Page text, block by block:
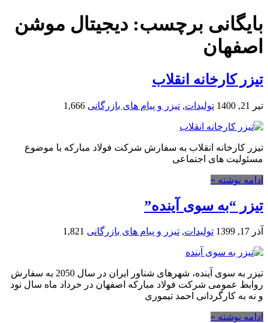
بایگانی برچسب: دیجیتال موشن
اصفهان
تیزر کارخانه انقلاب
تیر 21, 1400 تولیدات, تیزر و پیام های بازرگانی 1,666
تیزر کارخانه انقلاب به سفارش شرکت فولاد مبارکه با موضوع
مسئولیت های اجتماعی
ادامه نوشته »
تیزر “به سوی آینده”
آذر 17, 1399 تولیدات, تیزر و پیام های بازرگانی 1,821
تیزر به سوی آینده، شهرهای شناور ایران در سال 2050 به سفارش
روابط عمومی شرکت فولاد مبارکه اصفهان در خرداد ماه سال نود
و نه به کارگردانی احمد تیموری
ادامه نوشته »